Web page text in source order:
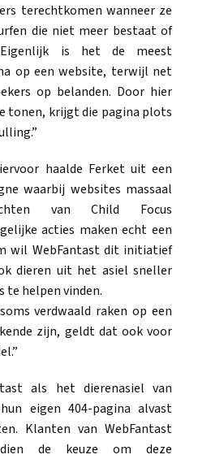
terechtkomen wanneer ze
die niet meer bestaat of
is het de meest
op een website, terwijl net
op belanden. Door hier
tonen, krijgt die pagina plots
haalde Ferket uit een
waarbij websites massaal
van Child Focus
acties maken echt een
wil WebFantast dit initiatief
dieren uit het asiel sneller
te helpen vinden.
verdwaald raken op een
zijn, geldt dat ook voor
als het dierenasiel van
eigen 404-pagina alvast
Klanten van WebFantast
de keuze om deze